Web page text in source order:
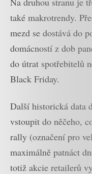
také makrotrendy.
mezd se dostává do
domácností z dob
do útrat spotřebitelů
Black Friday.
Další historická data
vstoupit do něčeho,
rally (označení pro
maximálně patnáct
totiž akcie retailerů